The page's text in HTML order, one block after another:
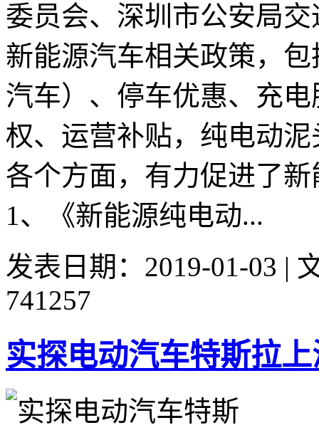
委员会、深圳市公安局
新能源汽车相关政策，
汽车）、停车优惠、充
权、运营补贴，纯电动
各个方面，有力促进了
1、《新能源纯电动...
发表日期：2019-01-03 |
741257
实探电动汽车特斯拉